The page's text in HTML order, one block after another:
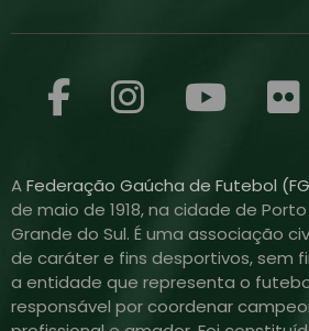
AFederação Gaúcha de Futebol
de maio de 1918, na cidade de
Grande do Sul. É uma associação
de caráter e fins desportivos, sem
a entidade que representa o
responsável por coordenar